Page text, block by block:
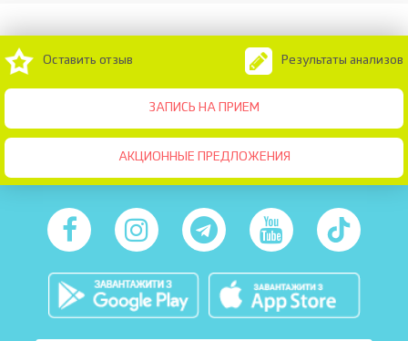
ЗАПИСЬ НА ПРИЕМ
Оставить отзыв Результаты анализов
АКЦИОННЫЕ ПРЕДЛОЖЕНИЯ